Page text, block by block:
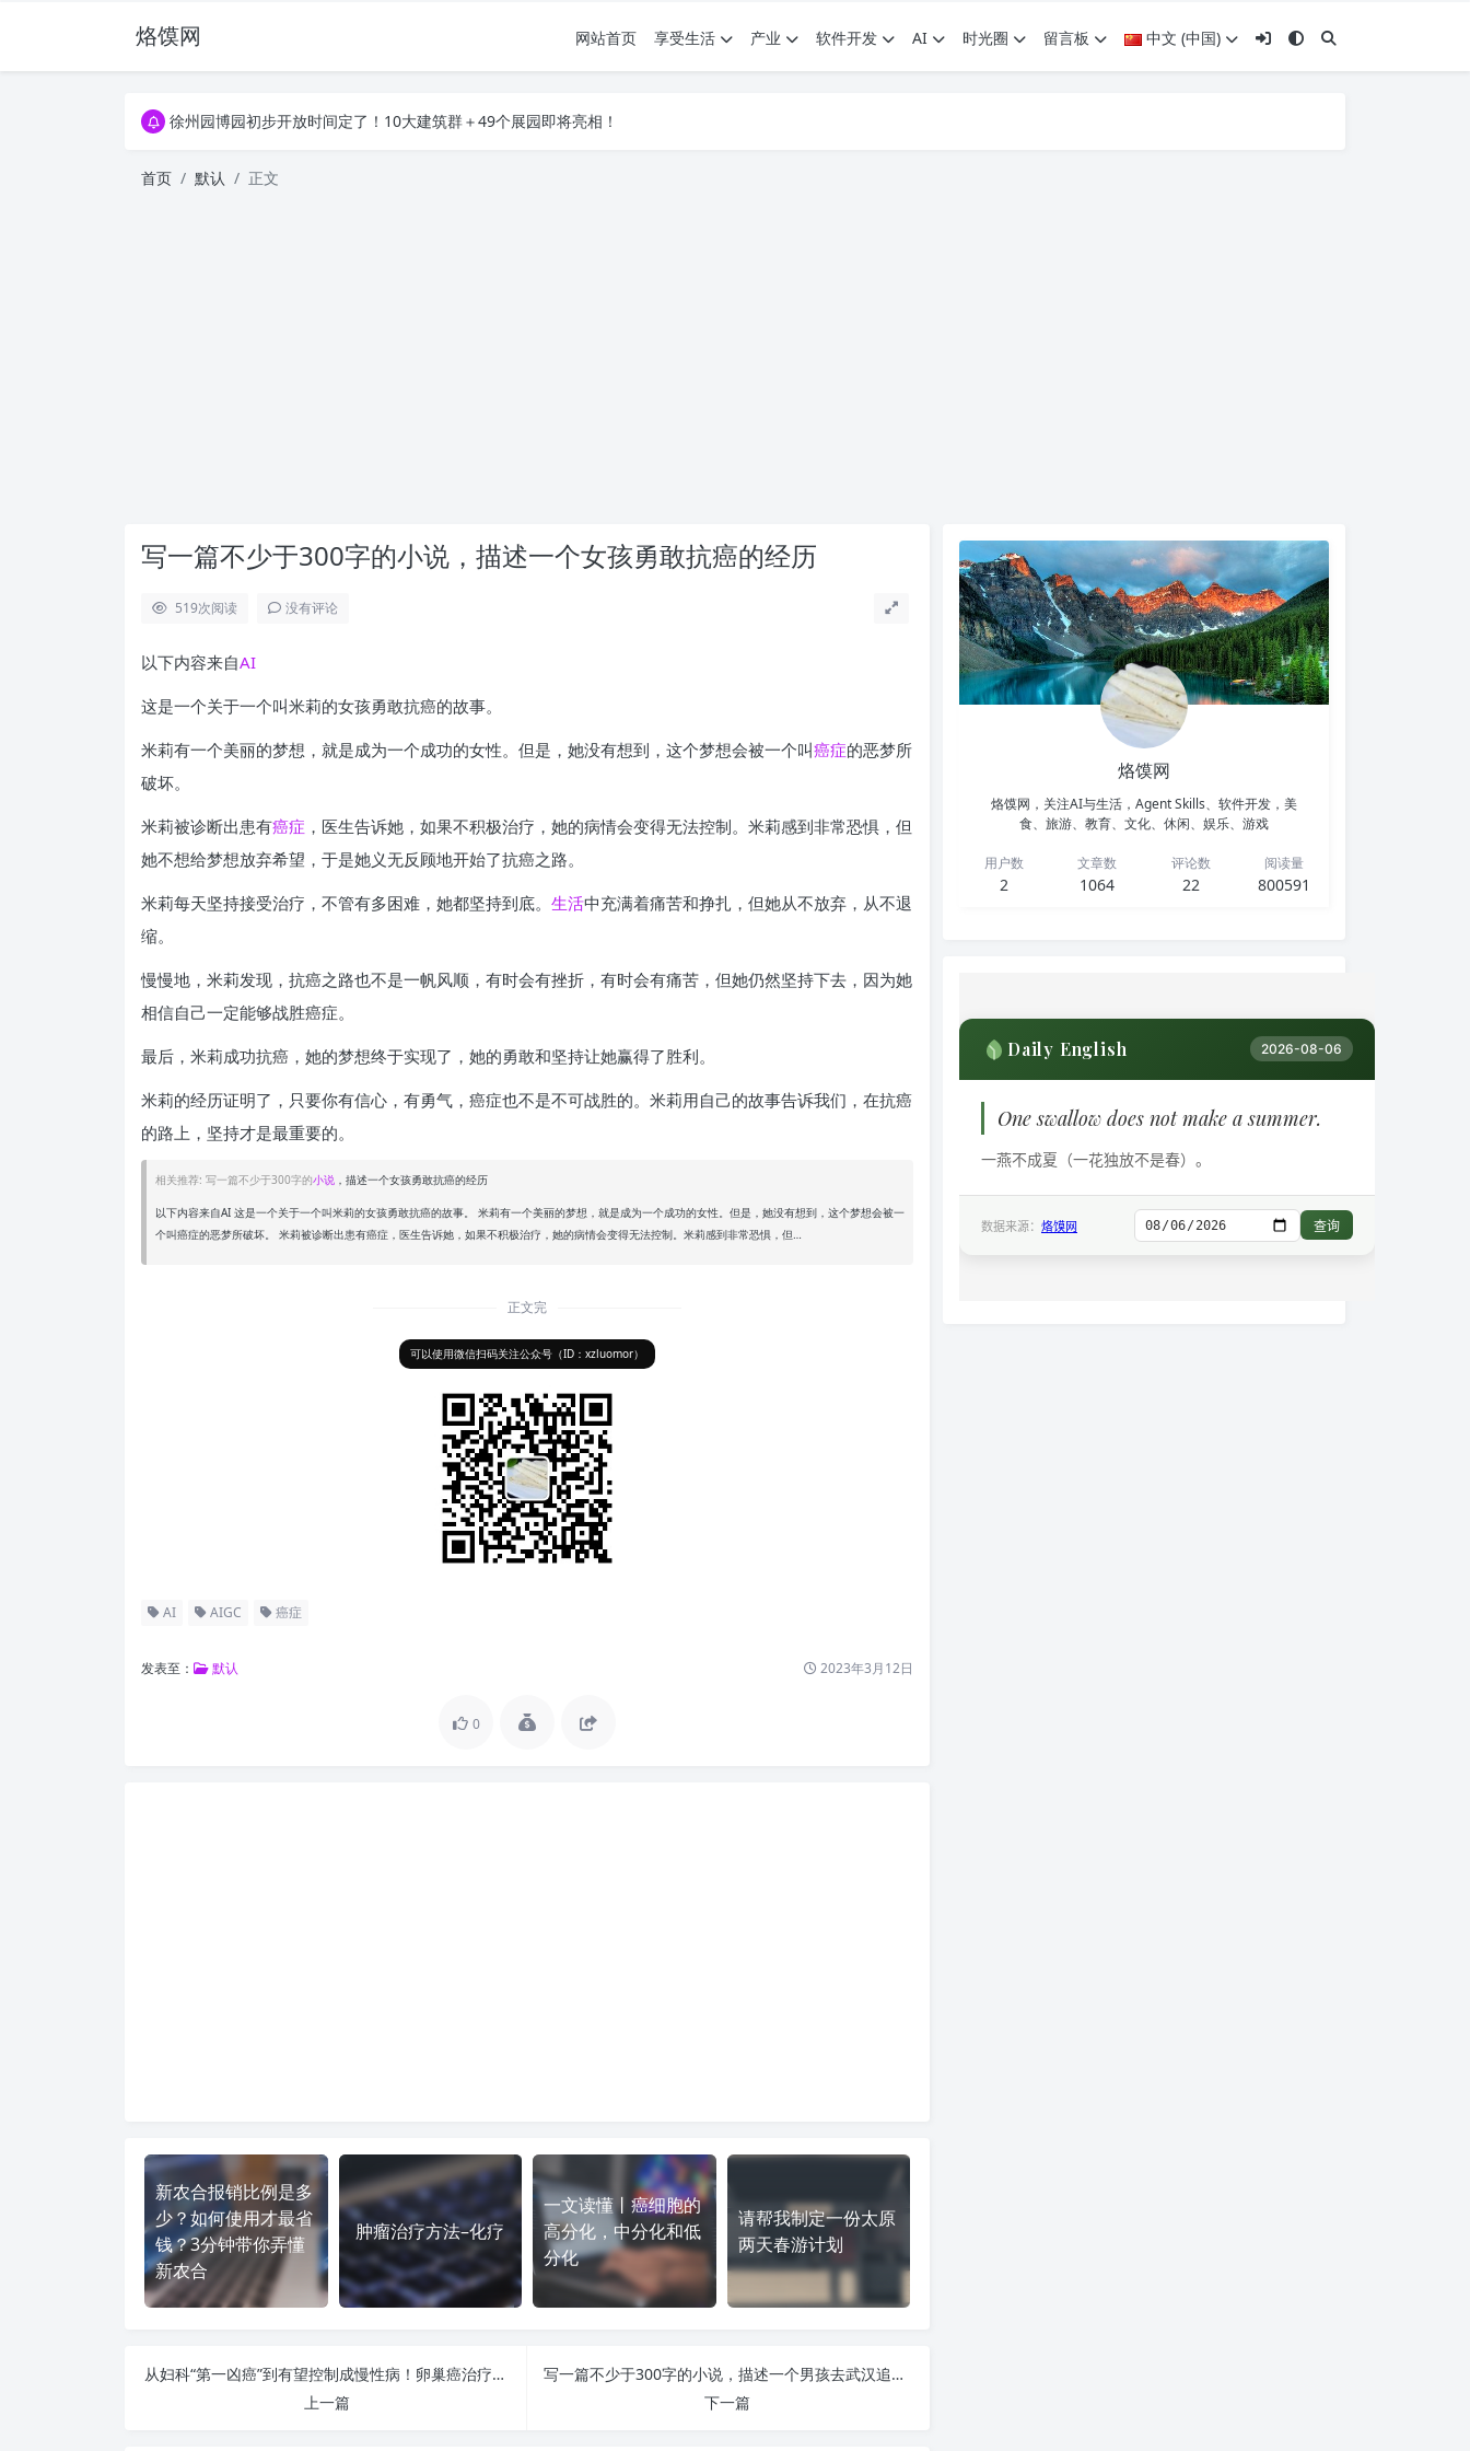
烙馍网 网站首页 享受生活 产业 软件开发 AI 时光圈 留言板 中文 (中国)
16796个OpenClaw Skills合集下载｜总2.7G，压缩后仅738M，覆盖全场景技能
徐州园博园初步开放时间定了！10大建筑群＋49个展园即将亮相！
徐州园博园初步开放时间定了！10大建筑群＋49个展园即将亮相！
首页 默认 正文
写一篇不少于300字的小说，描述一个女孩勇敢抗癌的经历
519次阅读 没有评论
以下内容来自AI
这是一个关于一个叫米莉的女孩勇敢抗癌的故事。
米莉有一个美丽的梦想，就是成为一个成功的女性。但是，她没有想到，这个梦想会被一个叫癌症的恶梦所
破坏。
米莉被诊断出患有癌症 ，医生告诉她，如果不积极治疗，她的病情会变得无法控制。米莉感到非常恐惧，但
她不想给梦想放弃希望，于是她义无反顾地开始了抗癌之路。
米莉每天坚持接受治疗，不管有多困难，她都坚持到底。 生活中充满着痛苦和挣扎，但她从不放弃，从不退
缩。
慢慢地，米莉发现，抗癌之路也不是一帆风顺，有时会有挫折，有时会有痛苦，但她仍然坚持下去，因为她
相信自己一定能够战胜癌症。
最后，米莉成功抗癌，她的梦想终于实现了，她的勇敢和坚持让她赢得了胜利。
米莉的经历证明了，只要你有信心，有勇气，癌症也不是不可战胜的。米莉用自己的故事告诉我们，在抗癌
的路上，坚持才是最重要的。
相关推荐: 写一篇不少于300字的小说 ，描述一个女孩勇敢抗癌的经历
以下内容来自AI 这是一个关于一个叫米莉的女孩勇敢抗癌的故事。 米莉有一个美丽的梦想，就是成为一个成功的女性。但是，她没有想到，这个梦想会被一
个叫癌症的恶梦所破坏。 米莉被诊断出患有癌症，医生告诉她，如果不积极治疗，她的病情会变得无法控制。米莉感到非常恐惧，但…
正文完
可以使用微信扫码关注公众号（ID：xzluomor）
AI AIGC 癌症
发表至： 默认 2023年3月12日
0
新农合报销比例是多
少？如何使用才最省
钱？3分钟带你弄懂
新农合
肿瘤治疗方法–化疗
一文读懂丨癌细胞的
高分化，中分化和低
分化
请帮我制定一份太原
两天春游计划
从妇科“第一凶癌”到有望控制成慢性病！卵巢癌治疗最新进展
上一篇
写一篇不少于300字的小说，描述一个男孩去武汉追求自己心爱的女孩
下一篇
烙馍网
烙馍网，关注AI与生活，Agent Skills、软件开发，美
食、旅游、教育、文化、休闲、娱乐、游戏
用户数
2
文章数
1064
评论数
22
阅读量
800591